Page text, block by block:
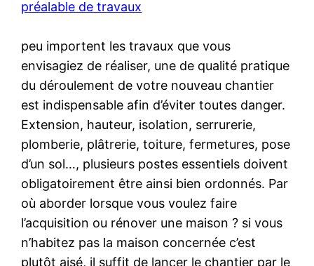
préalable de travaux
peu importent les travaux que vous
envisagiez de réaliser, une de qualité pratique
du déroulement de votre nouveau chantier
est indispensable afin d’éviter toutes danger.
Extension, hauteur, isolation, serrurerie,
plomberie, plâtrerie, toiture, fermetures, pose
d’un sol…, plusieurs postes essentiels doivent
obligatoirement être ainsi bien ordonnés. Par
où aborder lorsque vous voulez faire
l’acquisition ou rénover une maison ? si vous
n’habitez pas la maison concernée c’est
plutôt aisé, il suffit de lancer le chantier par le